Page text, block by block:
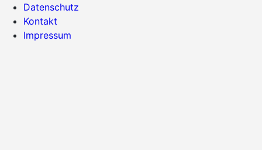
Datenschutz
Kontakt
Impressum